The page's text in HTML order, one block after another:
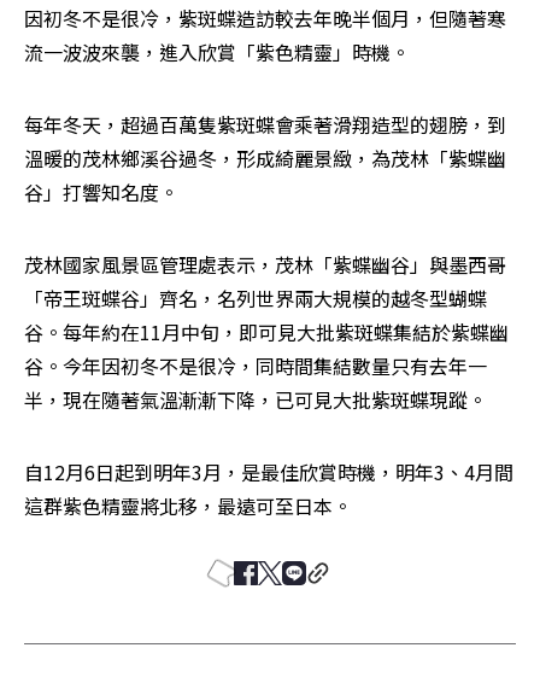
因初冬不是很冷，紫斑蝶造訪較去年晚半個月，但隨著寒
流一波波來襲，進入欣賞「紫色精靈」時機。
每年冬天，超過百萬隻紫斑蝶會乘著滑翔造型的翅膀，到
溫暖的茂林鄉溪谷過冬，形成綺麗景緻，為茂林「紫蝶幽
谷」打響知名度。
茂林國家風景區管理處表示，茂林「紫蝶幽谷」與墨西哥
「帝王斑蝶谷」齊名，名列世界兩大規模的越冬型蝴蝶
谷。每年約在11月中旬，即可見大批紫斑蝶集結於紫蝶幽
谷。今年因初冬不是很冷，同時間集結數量只有去年一
半，現在隨著氣溫漸漸下降，已可見大批紫斑蝶現蹤。
自12月6日起到明年3月，是最佳欣賞時機，明年3、4月間
這群紫色精靈將北移，最遠可至日本。